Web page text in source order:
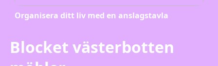
Organisera ditt liv med en anslagstavla
Blocket västerbotten